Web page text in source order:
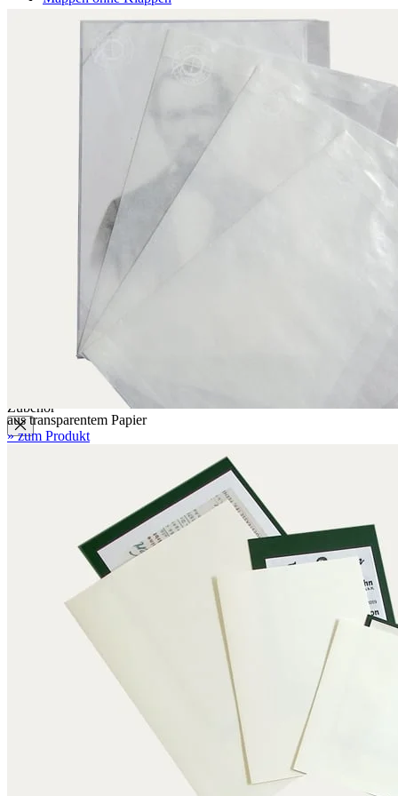
Mappen mit Klappen
Mappen mit Mechanik
Umschläge mit Nachfalz
Hüllen in U-Form
Hüllen mit Lochrand
Klappumschläge
Urkundenhüllen
Siegelschutzhüllen
Klebstoffe
Klebebänder
Zubehör
Montagehilfen
Verschlussbanderolen
Polyestervlies
Abheftmechanik
Umfüllbügel
Albertina-Kompresse
Panduranstift
Set zur Bestimmung des Flächengewichts
aus transparentem Papier
» zum Produkt